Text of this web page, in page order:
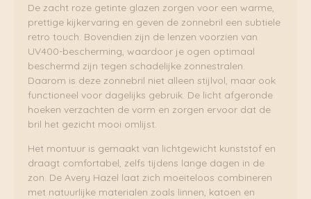
De zacht roze getinte glazen zorgen voor een warme,
prettige kijkervaring en geven de zonnebril een subtiele
retro touch. Bovendien zijn de lenzen voorzien van
UV400-bescherming, waardoor je ogen optimaal
beschermd zijn tegen schadelijke zonnestralen.
Daarom is deze zonnebril niet alleen stijlvol, maar ook
functioneel voor dagelijks gebruik. De licht afgeronde
hoeken verzachten de vorm en zorgen ervoor dat de
bril het gezicht mooi omlijst.
Het montuur is gemaakt van lichtgewicht kunststof en
draagt comfortabel, zelfs tijdens lange dagen in de
zon. De Avery Hazel laat zich moeiteloos combineren
met natuurlijke materialen zoals linnen, katoen en